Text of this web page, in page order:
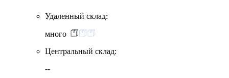
Удаленный склад:
много
Центральный склад:
--